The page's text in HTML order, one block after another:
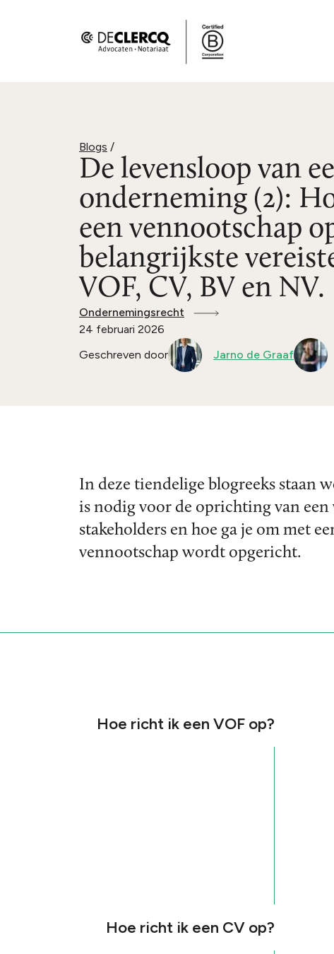
Blogs /
De levensloop van
onderneming (2):
een vennootschap
belangrijkste
VOF, CV, BV en NV.
Ondernemingsrecht
24 februari 2026
Geschreven door
Jarno de Graaf
In deze tiendelige blogreeks staan
is nodig voor de oprichting van
stakeholders en hoe ga je om met
vennootschap wordt opgericht.
Hoe richt ik een VOF op?
Hoe richt ik een CV op?